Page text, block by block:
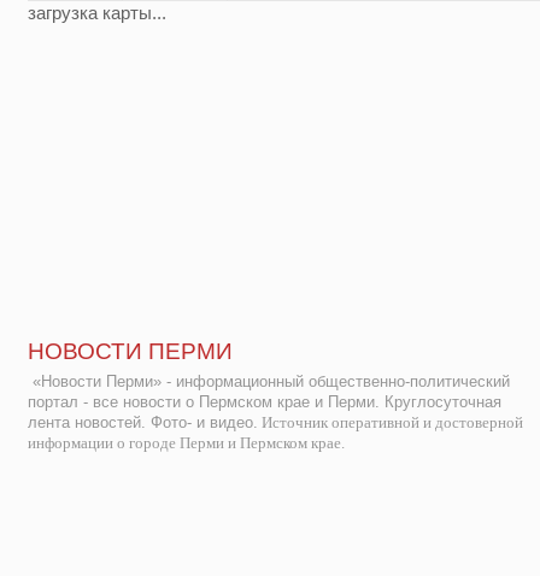
загрузка карты...
НОВОСТИ ПЕРМИ
«Новости Перми» - информационный общественно-политический
портал - все новости о Пермском крае и Перми. Круглосуточная
лента новостей. Фото- и видео. Источник оперативной и достоверной
информации о городе Перми и Пермском крае.